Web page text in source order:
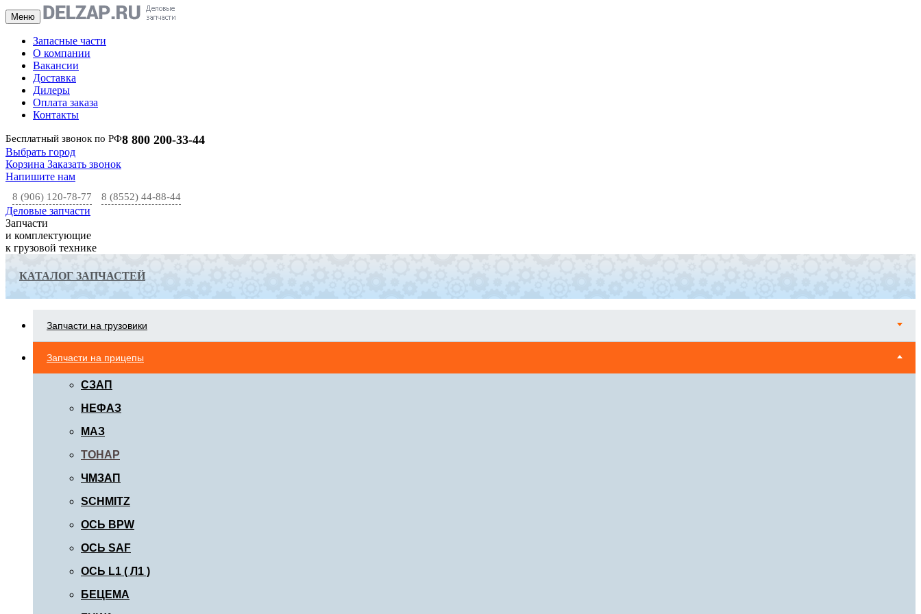
Меню
Запасные части
О компании
Вакансии
Доставка
Дилеры
Оплата заказа
Контакты
Бесплатный звонок по РФ8 800 200-33-44
Выбрать город
Корзина Заказать звонок
Напишите нам
8 (906) 120-78-77 8 (8552) 44-88-44
Деловые запчасти
Запчасти
и комплектующие
к грузовой технике
КАТАЛОГ ЗАПЧАСТЕЙ
Запчасти на грузовики
Запчасти на прицепы
СЗАП
НЕФАЗ
МАЗ
ТОНАР
ЧМЗАП
SCHMITZ
ОСЬ BPW
ОСЬ SAF
ОСЬ L1 ( Л1 )
БЕЦЕМА